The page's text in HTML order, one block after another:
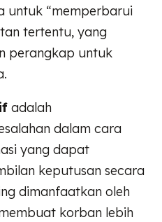
untuk “memperbarui
tertentu, yang
perangkap untuk
adalah
dalam cara
yang dapat
keputusan secara
dimanfaatkan oleh
korban lebih